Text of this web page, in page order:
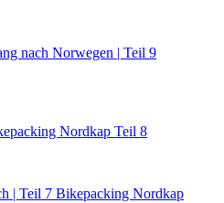
nach Norwegen | Teil 9
Nordkap Teil 8
| Teil 7 Bikepacking Nordkap